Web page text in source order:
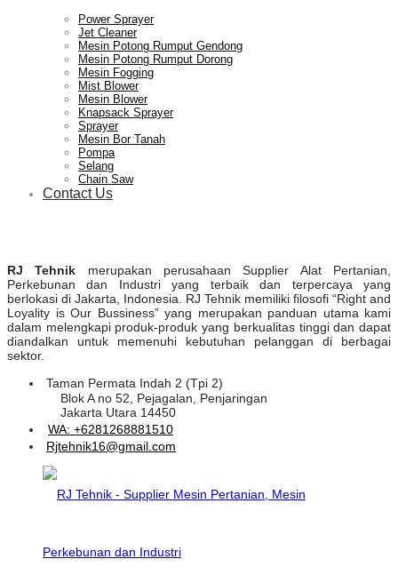
Power Sprayer
Jet Cleaner
Mesin Potong Rumput Gendong
Mesin Potong Rumput Dorong
Mesin Fogging
Mist Blower
Mesin Blower
Knapsack Sprayer
Sprayer
Mesin Bor Tanah
Pompa
Selang
Chain Saw
Contact Us
RJ Tehnik merupakan perusahaan Supplier Alat Pertanian,
Perkebunan dan Industri yang terbaik dan terpercaya yang
berlokasi di Jakarta, Indonesia. RJ Tehnik memiliki filosofi “Right and
Loyality is Our Bussiness” yang merupakan panduan utama kami
dalam melengkapi produk-produk yang berkualitas tinggi dan dapat
diandalkan untuk memenuhi kebutuhan pelanggan di berbagai
sektor.
Taman Permata Indah 2 (Tpi 2)
Blok A no 52, Pejagalan, Penjaringan
Jakarta Utara 14450
WA: +6281268881510
Rjtehnik16@gmail.com